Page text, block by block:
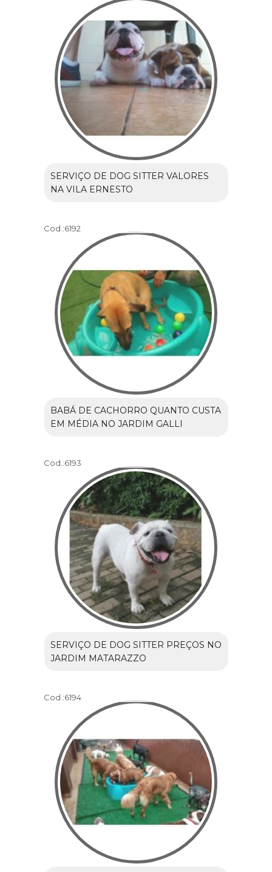
SERVIÇO DE DOG SITTER VALORES
NA VILA ERNESTO
Cod.:6192
BABÁ DE CACHORRO QUANTO CUSTA
EM MÉDIA NO JARDIM GALLI
Cod.:6193
SERVIÇO DE DOG SITTER PREÇOS NO
JARDIM MATARAZZO
Cod.:6194